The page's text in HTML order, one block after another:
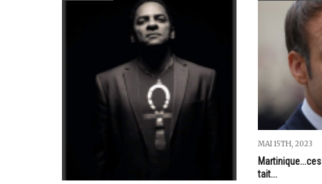
MAI 15TH, 2023
tait...